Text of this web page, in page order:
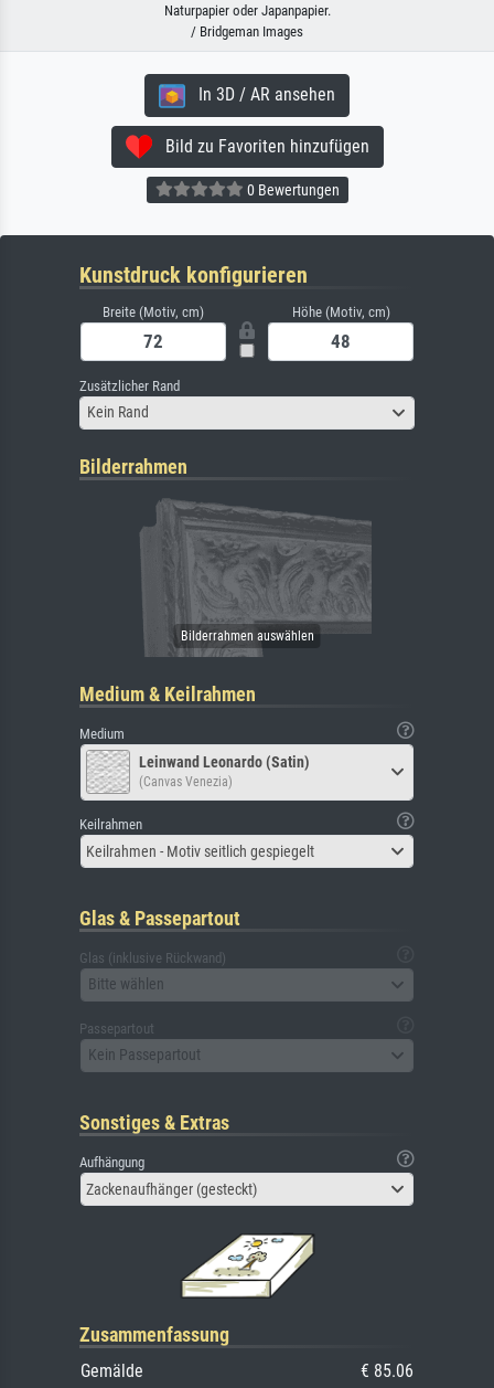
Naturpapier oder Japanpapier.
/ Bridgeman Images
In 3D / AR ansehen
Bild zu Favoriten hinzufügen
0 Bewertungen
Kunstdruck konfigurieren
Breite (Motiv, cm) Höhe (Motiv, cm)
Zusätzlicher Rand
Kein Rand
Bilderrahmen
Medium & Keilrahmen
Medium
Leinwand Leonardo (Satin)
(Canvas Venezia)
Keilrahmen
Keilrahmen - Motiv seitlich gespiegelt
Glas & Passepartout
Glas (inklusive Rückwand)
Bitte wählen
Passepartout
Kein Passepartout
Sonstiges & Extras
Aufhängung
Zackenaufhänger (gesteckt)
Zusammenfassung
Gemälde
€ 85.06